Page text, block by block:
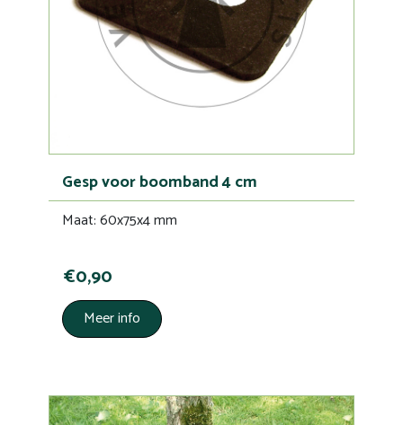
Gesp voor boomband 4 cm
Maat: 60x75x4 mm
€0,90
Meer info